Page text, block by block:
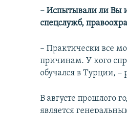
– Испытывали ли Вы
спецслужб,
– Практически все
причинам. У кого
обучался в Турции,
В августе прошлого
является